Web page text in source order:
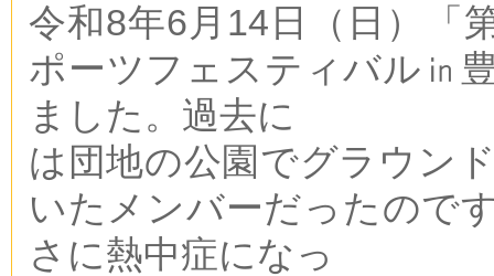
令和8年6月14日（日）「
ポーツフェスティバル㏌
ました。過去に
は団地の公園でグラウン
いたメンバーだったので
さに熱中症になっ